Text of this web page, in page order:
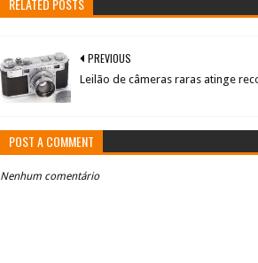
RELATED POSTS
PREVIOUS
Leilão de câmeras raras atinge
POST A COMMENT
Nenhum comentário